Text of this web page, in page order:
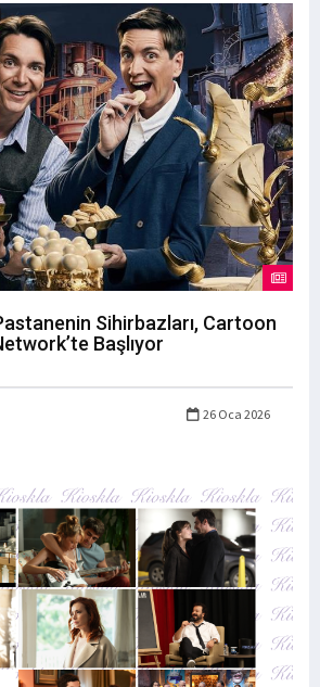
Sihirbazları, Cartoon
Başlıyor
26 Oca 2026